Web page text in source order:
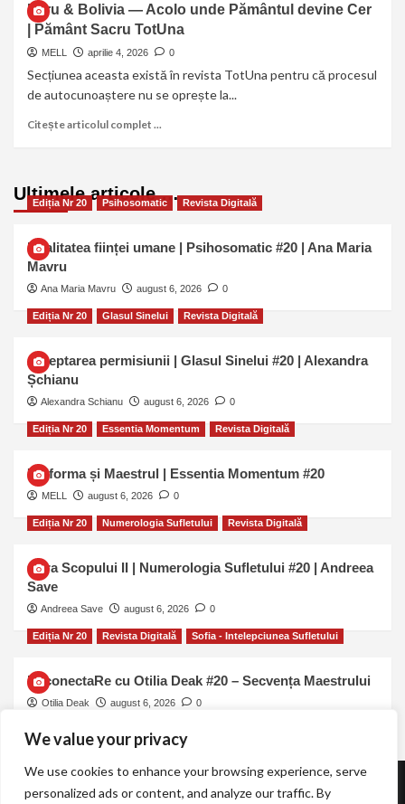
We value your privacy
We use cookies to enhance your browsing experience, serve
personalized ads or content, and analyze our traffic. By
Peru & Bolivia — Acolo unde Pământul devine Cer
| Pământ Sacru TotUna
MELL aprilie 4, 2026 0
Secțiunea aceasta există în revista TotUna pentru că procesul
de autocunoaștere nu se oprește la...
Citește articolul complet ...
Ultimele articole …
Ediția Nr 20 Psihosomatic Revista Digitală
Dualitatea ființei umane | Psihosomatic #20 | Ana Maria
Mavru
Ana Maria Mavru august 6, 2026 0
Ediția Nr 20 Glasul Sinelui Revista Digitală
Așteptarea permisiunii | Glasul Sinelui #20 | Alexandra
Șchianu
Alexandra Schianu august 6, 2026 0
Ediția Nr 20 Essentia Momentum Revista Digitală
Uniforma și Maestrul | Essentia Momentum #20
MELL august 6, 2026 0
Ediția Nr 20 Numerologia Sufletului Revista Digitală
Cifra Scopului II | Numerologia Sufletului #20 | Andreea
Save
Andreea Save august 6, 2026 0
Ediția Nr 20 Revista Digitală Sofia - Intelepciunea Sufletului
ReconectaRe cu Otilia Deak #20 – Secvența Maestrului
Otilia Deak august 6, 2026 0
Revista TOT.UNA | Essentia Momentum